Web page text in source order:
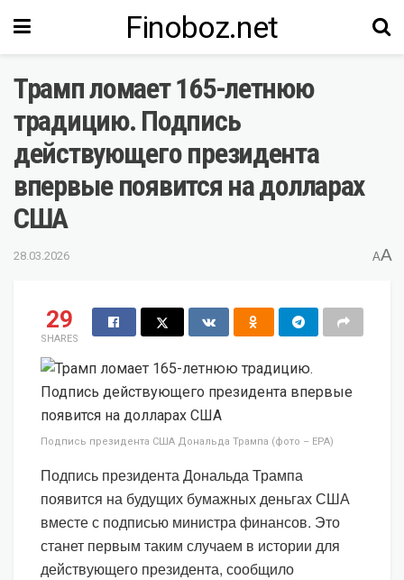
Finoboz.net
Трамп ломает 165-летнюю
традицию. Подпись
действующего президента
впервые появится на долларах
США
28.03.2026 AA
29
SHARES
Подпись президента США Дональда Трампа (фото – EPA)
Подпись президента Дональда Трампа
появится на будущих бумажных деньгах США
вместе с подписью министра финансов. Это
станет первым таким случаем в истории для
действующего президента, сообщило